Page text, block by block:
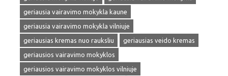
geriausia vairavimo mokykla kaune
geriausia vairavimo mokykla vilniuje
geriausias kremas nuo rauksliu
geriausias veido kremas
geriausios vairavimo mokyklos
geriausios vairavimo mokyklos vilniuje